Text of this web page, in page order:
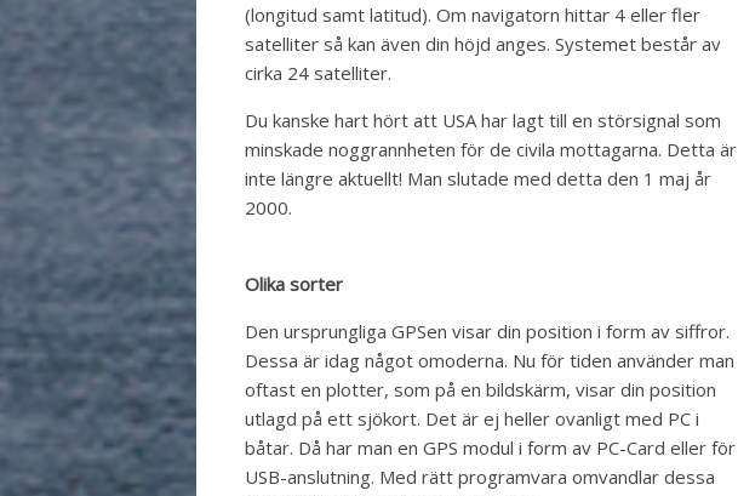
(longitud samt latitud). Om navigatorn hittar 4 eller fler
satelliter så kan även din höjd anges. Systemet består av
cirka 24 satelliter.
Du kanske hart hört att USA har lagt till en störsignal som
minskade noggrannheten för de civila mottagarna. Detta är
inte längre aktuellt! Man slutade med detta den 1 maj år
2000.
Olika sorter
Den ursprungliga GPSen visar din position i form av siffror.
Dessa är idag något omoderna. Nu för tiden använder man
oftast en plotter, som på en bildskärm, visar din position
utlagd på ett sjökort. Det är ej heller ovanligt med PC i
båtar. Då har man en GPS modul i form av PC-Card eller för
USB-anslutning. Med rätt programvara omvandlar dessa